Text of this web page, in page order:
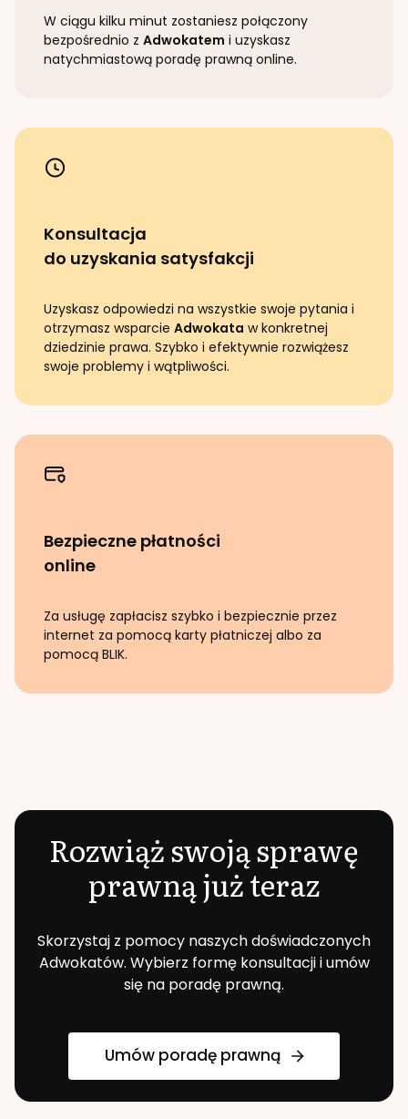
W ciągu kilku minut zostaniesz połączony
bezpośrednio z Adwokatem i uzyskasz
natychmiastową poradę prawną online.
Konsultacja
do uzyskania satysfakcji
Uzyskasz odpowiedzi na wszystkie swoje pytania i
otrzymasz wsparcie Adwokata w konkretnej
dziedzinie prawa. Szybko i efektywnie rozwiążesz
swoje problemy i wątpliwości.
Bezpieczne płatności
online
Za usługę zapłacisz szybko i bezpiecznie przez
internet za pomocą karty płatniczej albo za
pomocą BLIK.
Rozwiąż swoją sprawę
prawną już teraz
Skorzystaj z pomocy naszych doświadczonych
Adwokatów. Wybierz formę konsultacji i umów
się na poradę prawną.
Umów poradę prawną